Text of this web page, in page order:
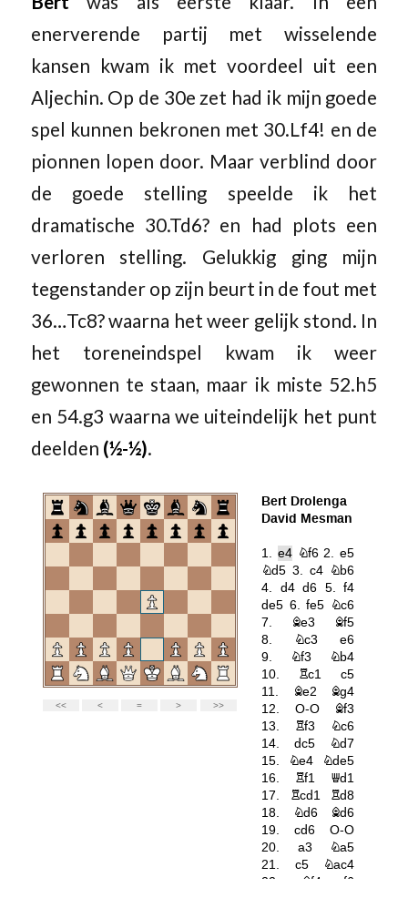
enerverende partij met wisselende
kansen kwam ik met voordeel uit een
Aljechin. Op de 30e zet had ik mijn goede
spel kunnen bekronen met 30.Lf4! en de
pionnen lopen door. Maar verblind door
de goede stelling speelde ik het
dramatische 30.Td6? en had plots een
verloren stelling. Gelukkig ging mijn
tegenstander op zijn beurt in de fout met
36…Tc8? waarna het weer gelijk stond. In
het toreneindspel kwam ik weer
gewonnen te staan, maar ik miste 52.h5
en 54.g3 waarna we uiteindelijk het punt
deelden (½-½).